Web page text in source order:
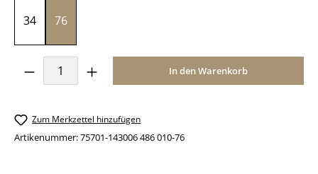
34 76
Produkt Anzahl: Gib den gewünschten
In den Warenkorb
Zum Merkzettel hinzufügen
Artikenummer:75701-143006 486 010-76